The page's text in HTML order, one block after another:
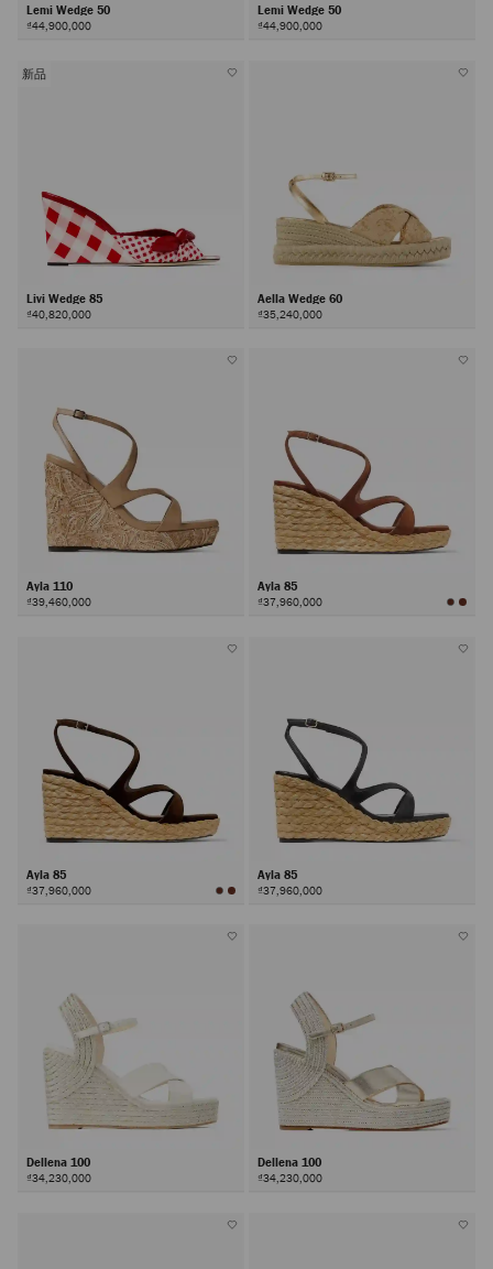
Lemi Wedge 50
₫44,900,000
Lemi Wedge 50
₫44,900,000
新品
Livi Wedge 85
₫40,820,000
Aella Wedge 60
₫35,240,000
Ayla 110
₫39,460,000
Ayla 85
₫37,960,000
Ayla 85
₫37,960,000
Ayla 85
₫37,960,000
Dellena 100
₫34,230,000
Dellena 100
₫34,230,000